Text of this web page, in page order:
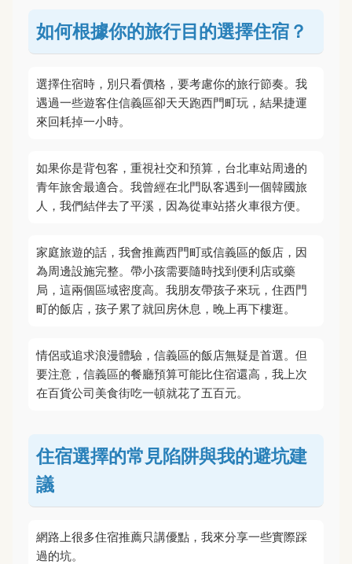
如何根據你的旅行目的選擇住宿？
選擇住宿時，別只看價格，要考慮你的旅行節奏。我
遇過一些遊客住信義區卻天天跑西門町玩，結果捷運
來回耗掉一小時。
如果你是背包客，重視社交和預算，台北車站周邊的
青年旅舍最適合。我曾經在北門臥客遇到一個韓國旅
人，我們結伴去了平溪，因為從車站搭火車很方便。
家庭旅遊的話，我會推薦西門町或信義區的飯店，因
為周邊設施完整。帶小孩需要隨時找到便利店或藥
局，這兩個區域密度高。我朋友帶孩子來玩，住西門
町的飯店，孩子累了就回房休息，晚上再下樓逛。
情侶或追求浪漫體驗，信義區的飯店無疑是首選。但
要注意，信義區的餐廳預算可能比住宿還高，我上次
在百貨公司美食街吃一頓就花了五百元。
住宿選擇的常見陷阱與我的避坑建
議
網路上很多住宿推薦只講優點，我來分享一些實際踩
過的坑。